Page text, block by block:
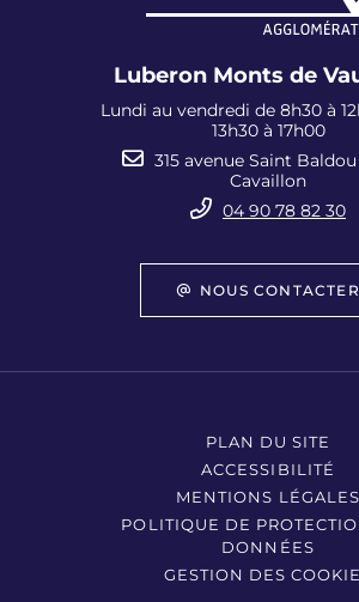
Luberon Monts de
Lundi au vendredi de 8h30 à
13h30 à 17h00
315 avenue Saint
Cavaillon
04 90 78 82 30
NOUS CONTACTER
PLAN DU SITE
ACCESSIBILITÉ
MENTIONS LÉGALES
POLITIQUE DE
DONNÉES
GESTION DES